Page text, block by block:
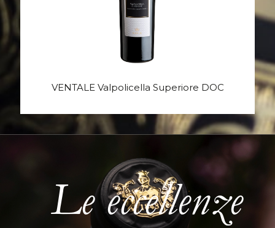
VENTALE Valpolicella Superiore DOC
Le eccellenze